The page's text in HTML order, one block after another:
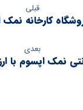
قبلی
کارخانه
بعدی
نمک اپسوم با